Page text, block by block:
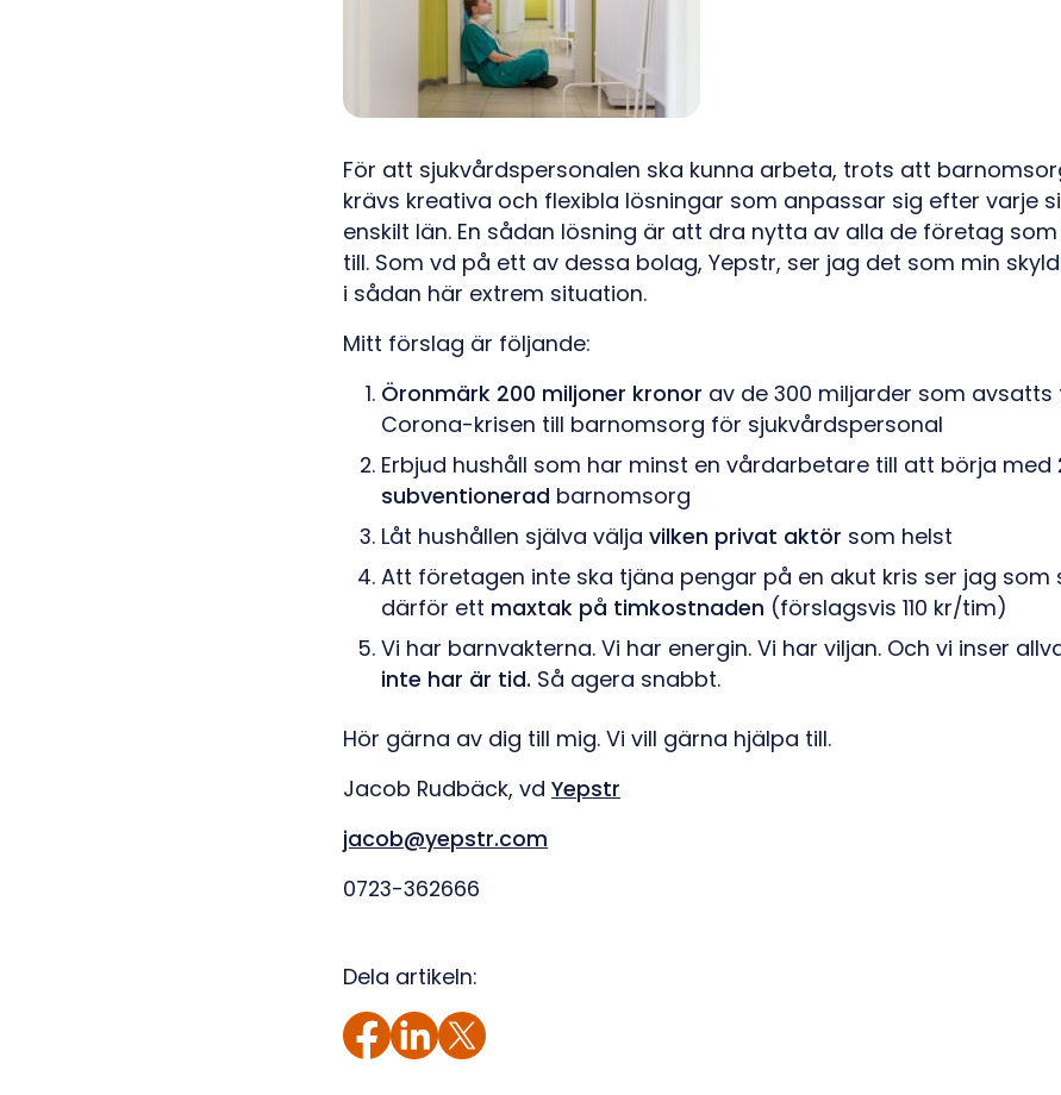
För att sjukvårdspersonalen ska kunna arbeta, trots att
krävs kreativa och flexibla lösningar som anpassar sig efter varje
enskilt län. En sådan lösning är att dra nytta av alla de företag
till. Som vd på ett av dessa bolag, Yepstr, ser jag det som min
i sådan här extrem situation.
Mitt förslag är följande:
Öronmärk 200 miljoner kronor av de 300 miljarder som
Corona-krisen till barnomsorg för sjukvårdspersonal
Erbjud hushåll som har minst en vårdarbetare till att börja med
subventionerad barnomsorg
Låt hushållen själva välja vilken privat aktör som helst
Att företagen inte ska tjäna pengar på en akut kris ser jag som
därför ett maxtak på timkostnaden (förslagsvis 110 kr/tim)
Vi har barnvakterna. Vi har energin. Vi har viljan. Och vi inser
inte har är tid. Så agera snabbt.
Hör gärna av dig till mig. Vi vill gärna hjälpa till.
Jacob Rudbäck, vd Yepstr
jacob@yepstr.com
0723-362666
Dela artikeln: